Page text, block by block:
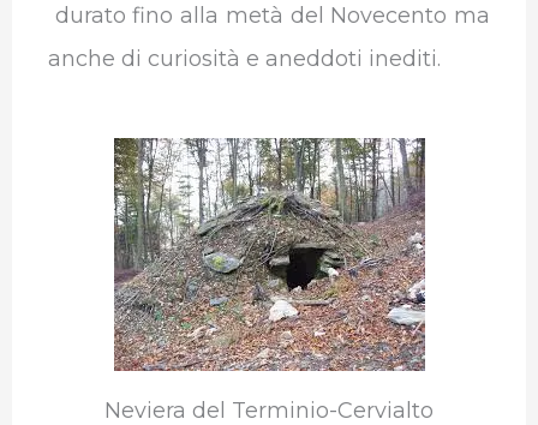
durato fino alla metà del Novecento ma
anche di curiosità e aneddoti inediti.
Neviera del Terminio-Cervialto